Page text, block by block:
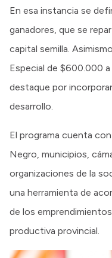
En esa instancia se
ganadores, que se
capital semilla.
Especial de $600.000
destaque por
desarrollo.
El programa cuenta
Negro, municipios,
organizaciones de la
una herramienta de
de los
productiva provincial.